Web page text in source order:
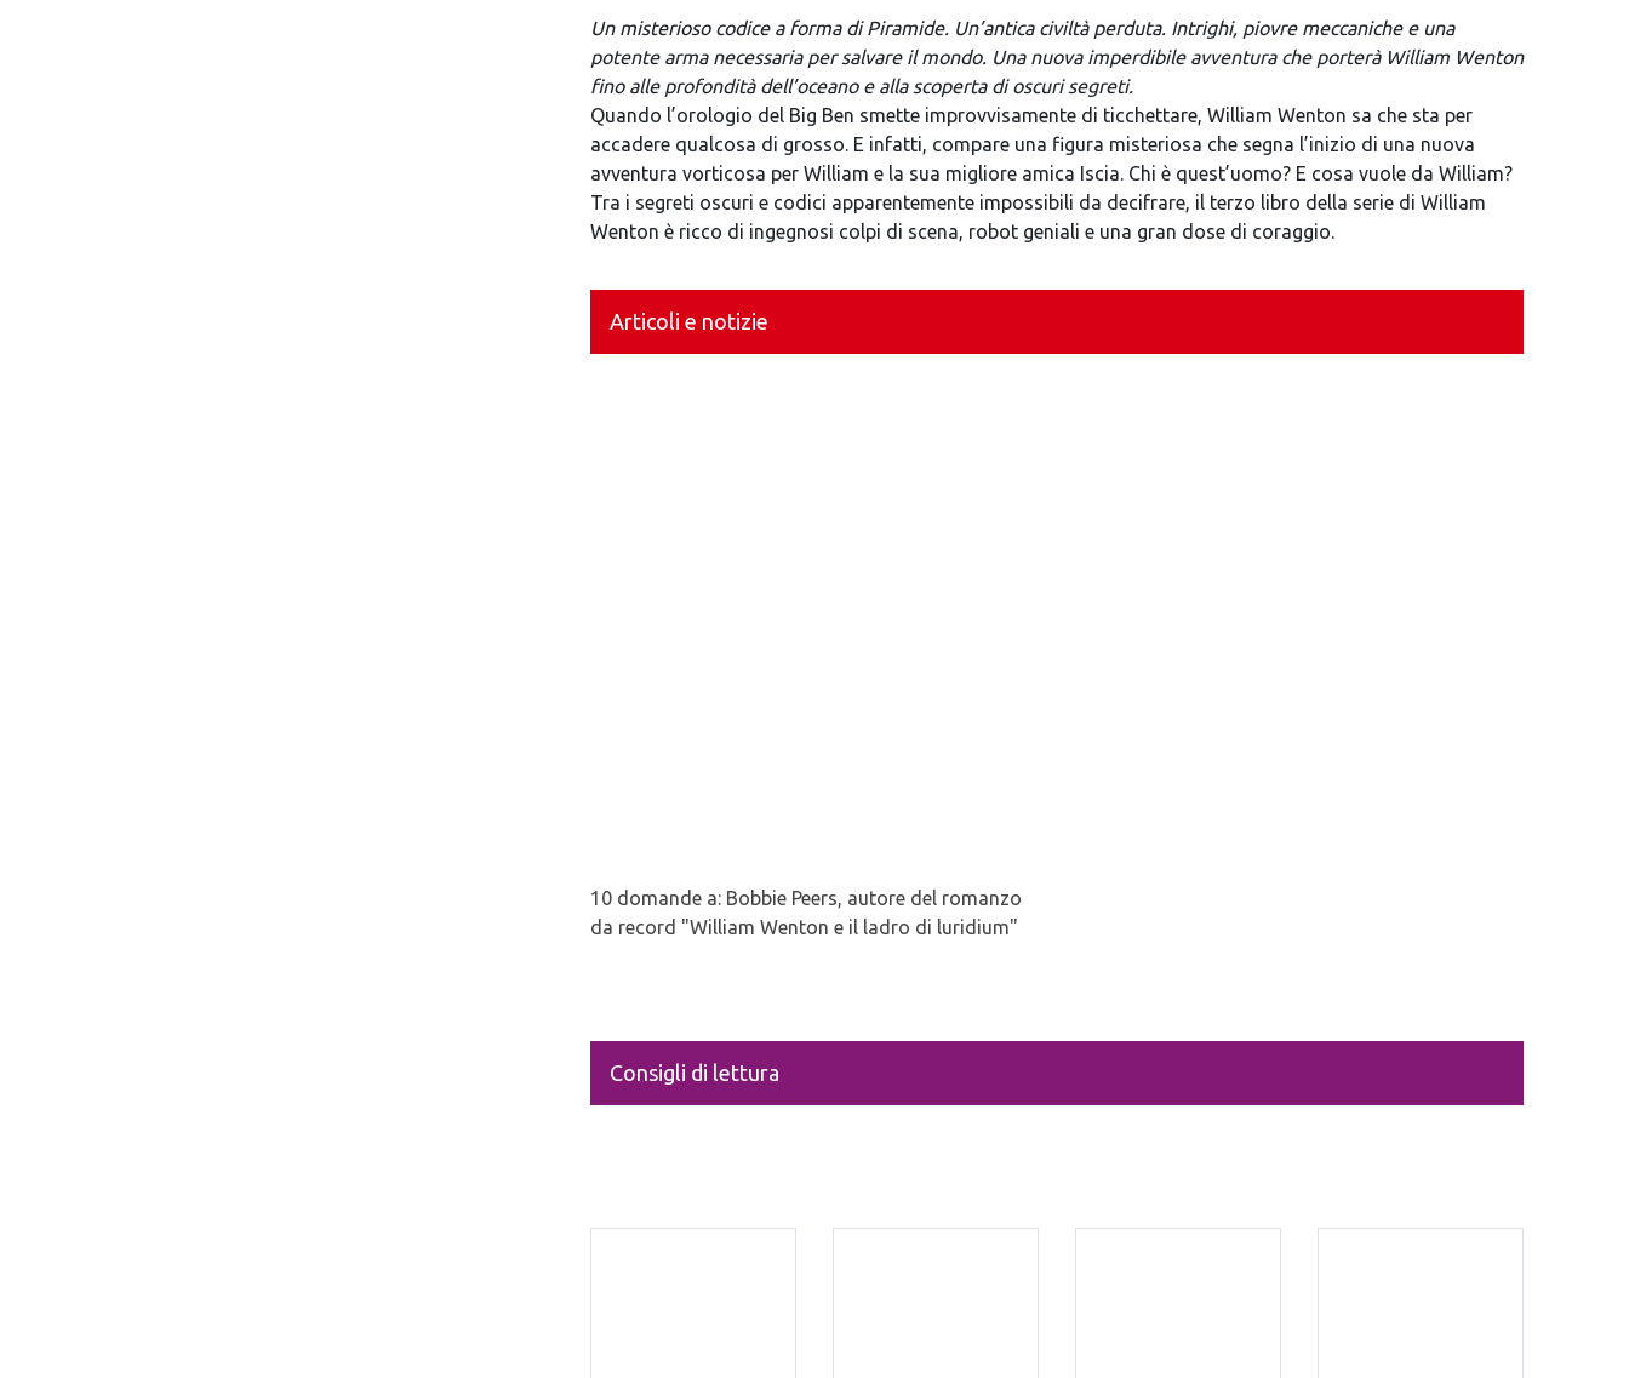
Un misterioso codice a forma di Piramide. Un’antica civiltà perduta. Intrighi, piovre meccaniche e una
potente arma necessaria per salvare il mondo. Una nuova imperdibile avventura che porterà William Wenton
fino alle profondità dell’oceano e alla scoperta di oscuri segreti.
Quando l’orologio del Big Ben smette improvvisamente di ticchettare, William Wenton sa che sta per
accadere qualcosa di grosso. E infatti, compare una figura misteriosa che segna l’inizio di una nuova
avventura vorticosa per William e la sua migliore amica Iscia. Chi è quest’uomo? E cosa vuole da William?
Tra i segreti oscuri e codici apparentemente impossibili da decifrare, il terzo libro della serie di William
Wenton è ricco di ingegnosi colpi di scena, robot geniali e una gran dose di coraggio.
Articoli e notizie
10 domande a: Bobbie Peers, autore del romanzo
da record "William Wenton e il ladro di luridium"
Consigli di lettura